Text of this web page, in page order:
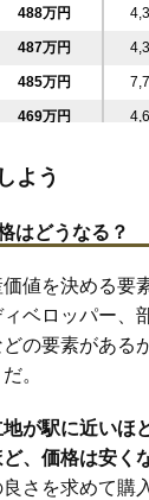
～3,740万円
万円/㎡)
ションナビで
括査定をする
西新宿五丁目駅
3,950万円
万円/㎡)
ションナビで
査定をする
初台
町4丁目
376万円
354万円
344万円
488万円
487万円
485万円
469万円
425万円
407万円
よう
はどうなる？
値を決める要
ベロッパー、
の要素がある
。
が駅に近いほ
、価格は安く
さを求めて購